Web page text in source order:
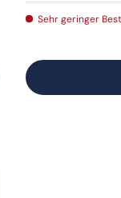
Sehr geringer